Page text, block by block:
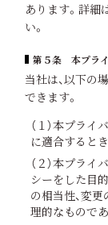
あります。詳細
い。
第５条 本プラ
当社は、以下の
できます。
（１）本プラ
に適合するとき
（２）本プラ
シーをした目
の相当性、変
理的なもので